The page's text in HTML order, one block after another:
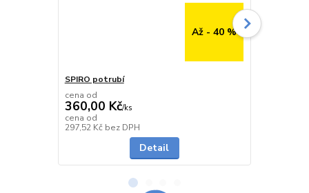
Až - 40 %
SPIRO potrubí
cena od
360,00 Kč/ks
cena od
297,52 Kč bez DPH
Detail